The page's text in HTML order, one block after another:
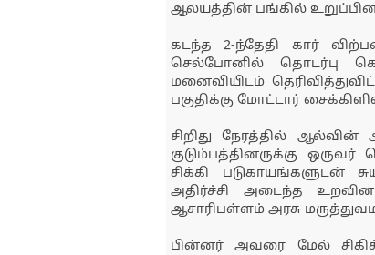
ஆலயத்தின் பங்கில்
கடந்த 2-ந்தேதி கார்
செல்போனில் தொடர்பு
மனைவியிடம்
பகுதிக்கு மோட்டார்
சிறிது நேரத்தில்
குடும்பத்தினருக்கு
சிக்கி படுகாயங்களுடன்
அதிர்ச்சி அடைந்த
ஆசாரிபள்ளம் அரசு
பின்னர் அவரை மேல்